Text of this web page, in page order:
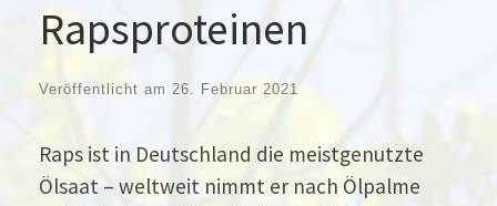
Rapsproteinen
Veröffentlicht am 26. Februar 2021
Raps ist in Deutschland die meistgenutzte
Ölsaat – weltweit nimmt er nach Ölpalme